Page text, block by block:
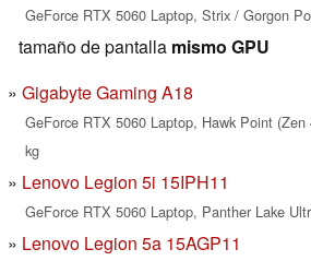
GeForce RTX 5060 Laptop, Strix / Gorgon
tamaño de pantalla mismo GPU
Gigabyte Gaming A18
GeForce RTX 5060 Laptop, Hawk Point
kg
Lenovo Legion 5i 15IPH11
GeForce RTX 5060 Laptop, Panther Lake
Lenovo Legion 5a 15AGP11